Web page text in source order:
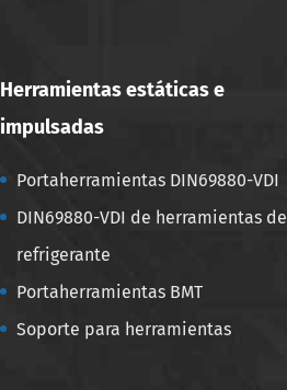
Herramientas estáticas e
impulsadas
Portaherramientas DIN69880-VDI
DIN69880-VDI de herramientas de
refrigerante
Portaherramientas BMT
Soporte para herramientas